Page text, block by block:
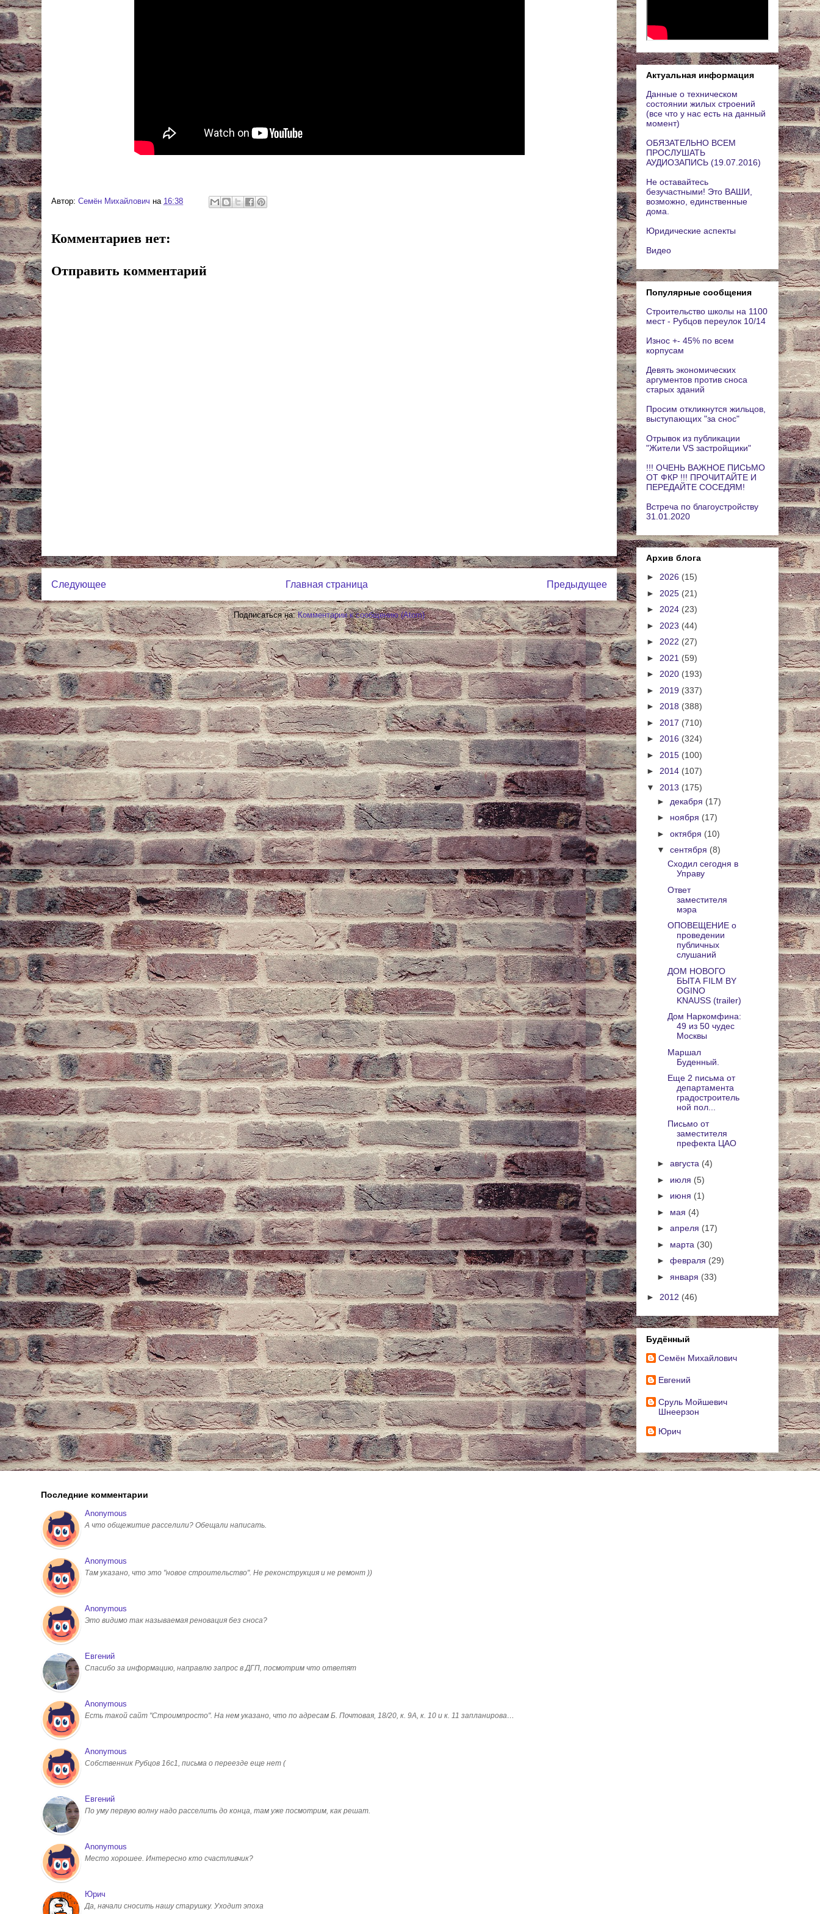
Автор: Cемён Михайлович на 16:38
Комментариев нет:
Отправить комментарий
Следующее Предыдущее
Главная страница
Подписаться на:Комментарии к сообщению (Atom)
Актуальная информация
Данные о техническом
состоянии жилых строений
(все что у нас есть на данный
момент)
ОБЯЗАТЕЛЬНО ВСЕМ
ПРОСЛУШАТЬ
АУДИОЗАПИСЬ (19.07.2016)
Не оставайтесь
безучастными! Это ВАШИ,
возможно, единственные
дома.
Юридические аспекты
Видео
Популярные сообщения
Строительство школы на 1100
мест - Рубцов переулок 10/14
Износ +- 45% по всем
корпусам
Девять экономических
аргументов против сноса
старых зданий
Просим откликнутся жильцов,
выступающих "за снос"
Отрывок из публикации
"Жители VS застройщики"
!!! ОЧЕНЬ ВАЖНОЕ ПИСЬМО
ОТ ФКР !!! ПРОЧИТАЙТЕ И
ПЕРЕДАЙТЕ СОСЕДЯМ!
Встреча по благоустройству
31.01.2020
Архив блога
► 2026 (15)
► 2025 (21)
► 2024 (23)
► 2023 (44)
► 2022 (27)
► 2021 (59)
► 2020 (193)
► 2019 (337)
► 2018 (388)
► 2017 (710)
► 2016 (324)
► 2015 (100)
► 2014 (107)
▼ 2013 (175)
► декабря (17)
► ноября (17)
► октября (10)
▼ сентября (8)
Сходил сегодня в
Управу
Ответ
заместителя
мэра
ОПОВЕЩЕНИЕ о
проведении
публичных
слушаний
ДОМ НОВОГО
БЫТА FILM BY
OGINO
KNAUSS (trailer)
Дом Наркомфина:
49 из 50 чудес
Москвы
Маршал
Буденный.
Еще 2 письма от
департамента
градостроитель
ной пол...
Письмо от
заместителя
префекта ЦАО
► августа (4)
► июля (5)
► июня (1)
► мая (4)
► апреля (17)
► марта (30)
► февраля (29)
► января (33)
► 2012 (46)
Будённый
Cемён Михайлович
Евгений
Сруль Мойшевич
Шнеерзон
Юрич
Последние комментарии
Anonymous
А что общежитие расселили? Обещали написать.
Anonymous
Там указано, что это "новое строительство". Не реконструкция и не ремонт ))
Anonymous
Это видимо так называемая реновация без сноса?
Евгений
Спасибо за информацию, направлю запрос в ДГП, посмотрим что ответят
Anonymous
Есть такой сайт "Строимпросто". На нем указано, что по адресам Б. Почтовая, 18/20, к. 9А, к. 10 и к. 11 запланирова…
Anonymous
Собственник Рубцов 16с1, письма о переезде еще нет (
Евгений
По уму первую волну надо расселить до конца, там уже посмотрим, как решат.
Anonymous
Место хорошее. Интересно кто счастливчик?
Юрич
Да, начали сносить нашу старушку. Уходит эпоха